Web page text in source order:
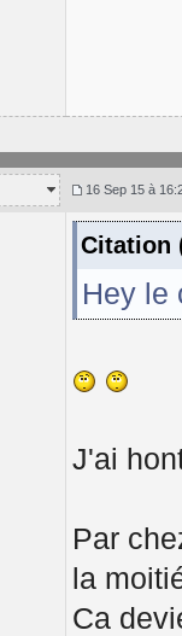
16 Sep 15 à
Citation
Hey le
J'ai
Par
la
Ca